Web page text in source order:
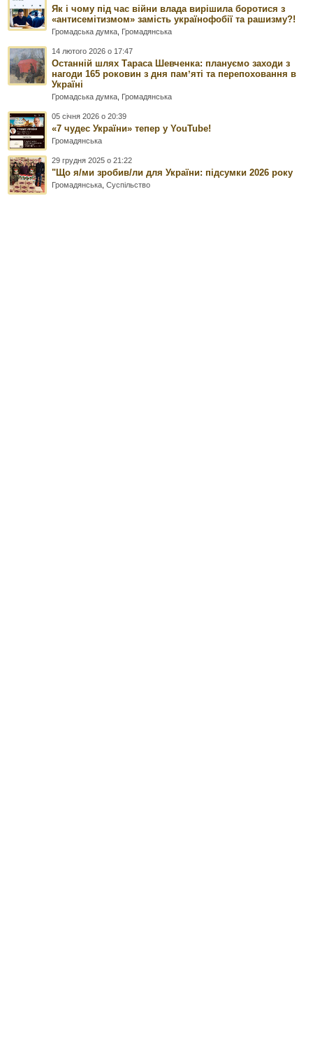
Як і чому під час війни влада вирішила боротися з
«антисемітизмом» замість українофобії та рашизму?!
Громадська думка Громадянська
14 лютого 2026 о 17:47
Останній шлях Тараса Шевченка: плануємо заходи з
нагоди 165 роковин з дня памʼяті та перепоховання в
Україні
Громадська думка Громадянська
05 січня 2026 о 20:39
«7 чудес України» тепер у YouTube!
Громадянська
29 грудня 2025 о 21:22
"Що я/ми зробив/ли для України: підсумки 2026 року
Громадянська ,Суспільство